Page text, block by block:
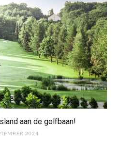
aan de golfbaan!
2024